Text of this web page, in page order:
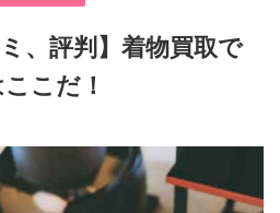
、評判】着物買取で
こだ！